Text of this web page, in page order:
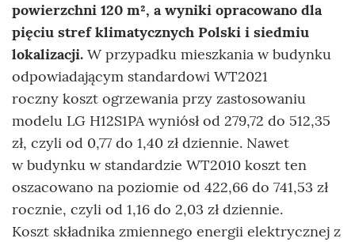
powierzchni 120 m², a wyniki opracowano dla
pięciu stref klimatycznych Polski i siedmiu
lokalizacji. W przypadku mieszkania w budynku
odpowiadającym standardowi WT2021
roczny koszt ogrzewania przy zastosowaniu
modelu LG H12S1PA wyniósł od 279,72 do 512,35
zł, czyli od 0,77 do 1,40 zł dziennie. Nawet
w budynku w standardzie WT2010 koszt ten
oszacowano na poziomie od 422,66 do 741,53 zł
rocznie, czyli od 1,16 do 2,03 zł dziennie.
Koszt składnika zmiennego energii elektrycznej z